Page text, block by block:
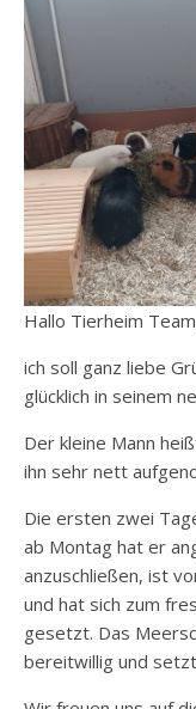
Hallo Tierheim
ich soll ganz liebe
glücklich in seinem
Der kleine Mann
ihn sehr nett
Die ersten zwei
ab Montag hat er
anzuschließen, ist
und hat sich zum
gesetzt. Das
bereitwillig und